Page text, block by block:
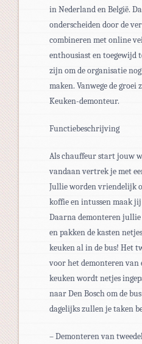
in Nederland en België.
onderscheiden door de
combineren met online
enthousiast en toegewijd
zijn om de organisatie
maken. Vanwege de
Keuken-demonteur.
Functiebeschrijving
Als chauffeur start jouw
vandaan vertrek je met
Jullie worden vriendelijk
koffie en intussen maak jij
Daarna demonteren jullie
en pakken de kasten
keuken al in de bus! Het
voor het demonteren van
keuken wordt netjes
naar Den Bosch om de
dagelijks zullen je taken
– Demonteren van